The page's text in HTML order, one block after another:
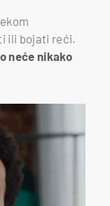
ili bojati reći.
neće nikako